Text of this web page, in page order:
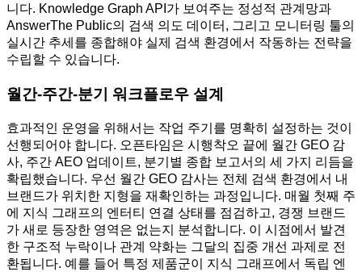
니다. Knowledge Graph API가 보여주는 정성적 관계망과
AnswerThe Public의 검색 의도 데이터, 그리고 모니터링 툴의
실시간 추세를 종합해야 실제 검색 환경에서 작동하는 전략을
수립할 수 있습니다.
월간-주간-분기 워크플로우 설계
효과적인 운영을 위해서는 작업 주기를 명확히 설정하는 것이
선행되어야 합니다. 오픈타임은 시행착오 끝에 월간 GEO 감
사, 주간 AEO 업데이트, 분기별 종합 보고서의 세 가지 리듬을
확립했습니다. 우선 월간 GEO 감사는 전체 검색 환경에서 내
브랜드가 위치한 지형을 재확인하는 과정입니다. 매월 첫째 주
에 지식 그래프의 엔터티 연결 상태를 점검하고, 경쟁 브랜드
가 새로 등장한 영역은 없는지 분석합니다. 이 시점에서 발견
한 구조적 누락이나 관계 약화는 그달의 집중 개선 과제로 전
환됩니다. 예를 들어 특정 제품군이 지식 그래프에서 독립 엔